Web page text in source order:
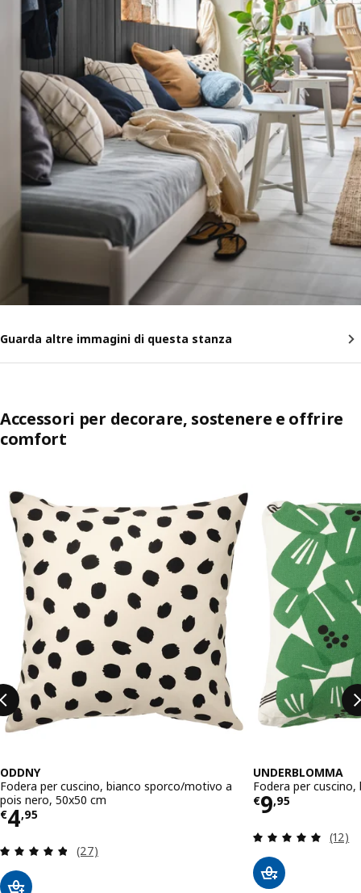
Guarda altre immagini di questa stanza
Accessori per decorare, sostenere e offrire
comfort
Salta l'annuncio
ODDNY
Fodera per cuscino, bianco sporco/motivo a
pois nero, 50x50 cm
€4,95
Prezzo € 4,95
Recensione: 4.8 fuori da 5 stelle. Totale
(27)
UNDERBLOMMA
Fodera per
€9,95
Prezzo €
(12)